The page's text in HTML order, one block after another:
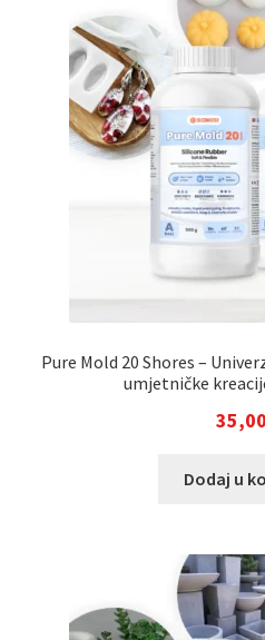
Pure Mold 20 Shores –
umjetničke
35,00
Dodaj u